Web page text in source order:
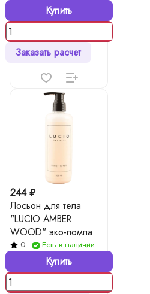
Купить
Заказать расчет
244 ₽
Лосьон для тела
"LUCIO AMBER
WOOD" эко-помпа
0 Есть в наличии
Купить